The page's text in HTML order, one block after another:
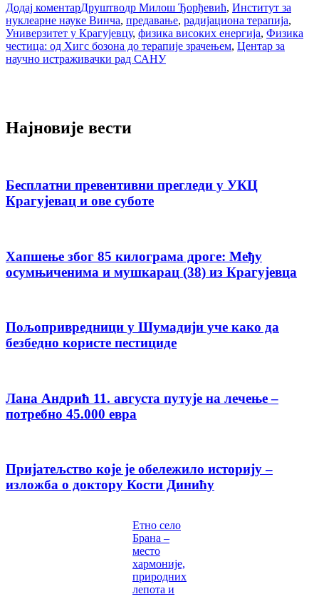
Додај коментарДруштводр Милош Ђорђевић, Институт за
нуклеарне науке Винча, предавање, радијациона терапија,
Универзитет у Крагујевцу, физика високих енергија, Физика
честица: од Хигс бозона до терапије зрачењем, Центар за
научно истраживачки рад САНУ
Најновије вести
Бесплатни превентивни прегледи у УКЦ
Крагујевац и ове суботе
Хапшење због 85 килограма дроге: Међу
осумњиченима и мушкарац (38) из Крагујевца
Пољопривредници у Шумадији уче како да
безбедно користе пестициде
Лана Андрић 11. августа путује на лечење –
потребно 45.000 евра
Пријатељство које је обележило историју –
изложба о доктору Кости Динићу
Етно село
Брана –
место
хармоније,
природних
лепота и